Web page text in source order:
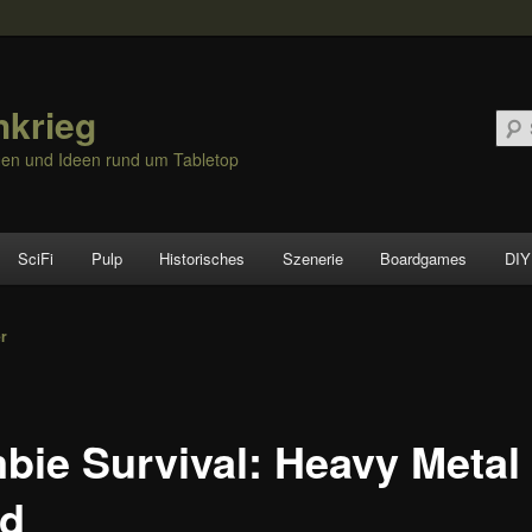
und Ideen rund um Tabletop
SciFi Pulp Historisches Szenerie Boardgames DIY
Survival: Heavy Metal